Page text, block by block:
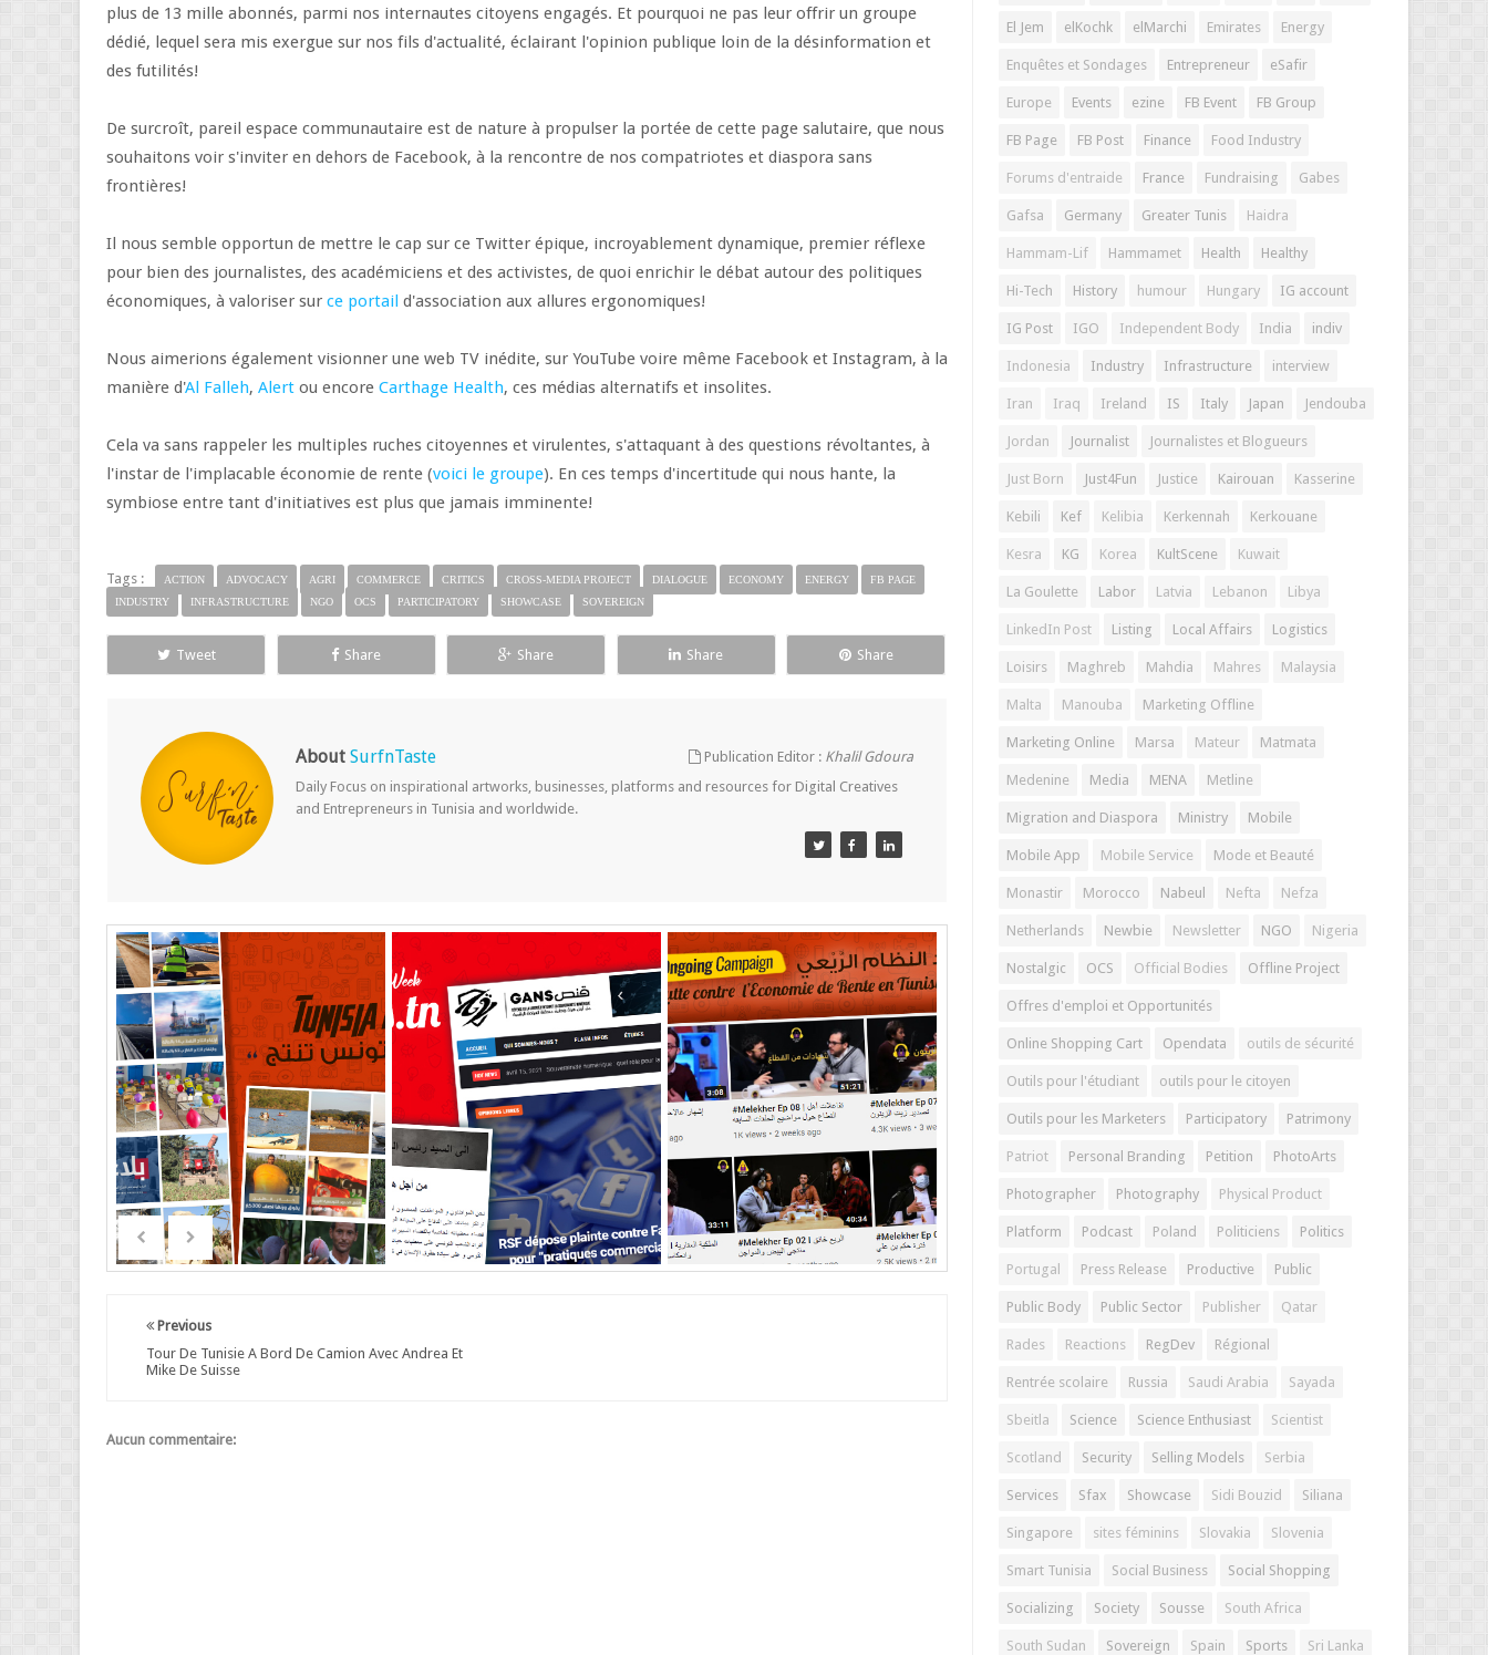
plus de 13 mille abonnés, parmi nos internautes citoyens engagés. Et pourquoi ne pas leur offrir un groupe
dédié, lequel sera mis exergue sur nos fils d'actualité, éclairant l'opinion publique loin de la désinformation et
des futilités!
De surcroît, pareil espace communautaire est de nature à propulser la portée de cette page salutaire, que nous
souhaitons voir s'inviter en dehors de Facebook, à la rencontre de nos compatriotes et diaspora sans
frontières!
Il nous semble opportun de mettre le cap sur ce Twitter épique, incroyablement dynamique, premier réflexe
pour bien des journalistes, des académiciens et des activistes, de quoi enrichir le débat autour des politiques
économiques, à valoriser sur ce portail d'association aux allures ergonomiques!
Nous aimerions également visionner une web TV inédite, sur YouTube voire même Facebook et Instagram, à la
manière d'Al Falleh, Alert ou encore Carthage Health, ces médias alternatifs et insolites.
Cela va sans rappeler les multiples ruches citoyennes et virulentes, s'attaquant à des questions révoltantes, à
l'instar de l'implacable économie de rente (voici le groupe). En ces temps d'incertitude qui nous hante, la
symbiose entre tant d'initiatives est plus que jamais imminente!
Tags : ACTION ADVOCACY AGRI COMMERCE CRITICS CROSS-MEDIA PROJECT DIALOGUE ECONOMY ENERGY
FB PAGE
INDUSTRY
INFRASTRUCTURE NGO OCS PARTICIPATORY SHOWCASE SOVEREIGN
Tweet Share Share Share Share
About SurfnTaste Publication Editor : Khalil Gdoura
Daily Focus on inspirational artworks, businesses, platforms and resources for Digital Creatives
and Entrepreneurs in Tunisia and worldwide.
Previous
Tour De Tunisie A Bord De Camion Avec Andrea Et
Mike De Suisse
Aucun commentaire:
El Jem elKochk elMarchi Emirates Energy
Enquêtes et Sondages Entrepreneur eSafir
Europe Events ezine FB Event FB Group
FB Page FB Post Finance Food Industry
Forums d'entraide France Fundraising Gabes
Gafsa Germany Greater Tunis Haidra
Hammam-Lif Hammamet Health Healthy
Hi-Tech History humour Hungary IG account
IG Post IGO Independent Body India indiv
Indonesia Industry Infrastructure interview
Iran Iraq Ireland IS Italy Japan Jendouba
Jordan Journalist Journalistes et Blogueurs
Just Born Just4Fun Justice Kairouan Kasserine
Kebili Kef Kelibia Kerkennah Kerkouane
Kesra KG Korea KultScene Kuwait
La Goulette Labor Latvia Lebanon Libya
LinkedIn Post Listing Local Affairs Logistics
Loisirs Maghreb Mahdia Mahres Malaysia
Malta Manouba Marketing Offline
Marketing Online Marsa Mateur Matmata
Medenine Media MENA Metline
Migration and Diaspora Ministry Mobile
Mobile App Mobile Service Mode et Beauté
Monastir Morocco Nabeul Nefta Nefza
Netherlands Newbie Newsletter NGO Nigeria
Nostalgic OCS Official Bodies Offline Project
Offres d'emploi et Opportunités
Online Shopping Cart Opendata outils de sécurité
Outils pour l'étudiant outils pour le citoyen
Outils pour les Marketers Participatory Patrimony
Patriot Personal Branding Petition PhotoArts
Photographer Photography Physical Product
Platform Podcast Poland Politiciens Politics
Portugal Press Release Productive Public
Public Body Public Sector Publisher Qatar
Rades Reactions RegDev Régional
Rentrée scolaire Russia Saudi Arabia Sayada
Sbeitla Science Science Enthusiast Scientist
Scotland Security Selling Models Serbia
Services Sfax Showcase Sidi Bouzid Siliana
Singapore sites féminins Slovakia Slovenia
Smart Tunisia Social Business Social Shopping
Socializing Society Sousse South Africa
South Sudan Sovereign Spain Sports Sri Lanka